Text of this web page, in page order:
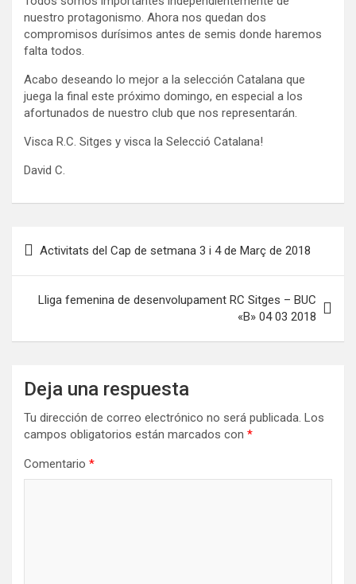
nuestro protagonismo. Ahora nos quedan dos
compromisos durísimos antes de semis donde haremos
falta todos.
Acabo deseando lo mejor a la selección Catalana que
juega la final este próximo domingo, en especial a los
afortunados de nuestro club que nos representarán.
Visca R.C. Sitges y visca la Selecció Catalana!
David C.
Activitats del Cap de setmana 3 i 4 de Març de 2018
Lliga femenina de desenvolupament RC Sitges – BUC
«B» 04 03 2018
Deja una respuesta
Tu dirección de correo electrónico no será publicada. Los
campos obligatorios están marcados con *
Comentario *